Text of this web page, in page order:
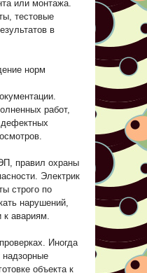
или монтажа.
тестовые
в
норм
работ,
дефектных
правил охраны
Электрик
строго по
нарушений,
к авариям.
Иногда
надзорные
объекта к